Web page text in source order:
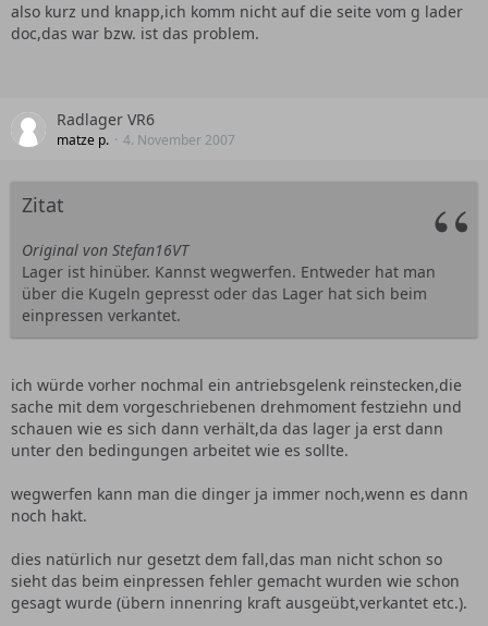
also kurz und knapp,ich komm nicht auf die seite vom g lader
doc,das war bzw. ist das problem.
Radlager VR6
matze p. 4. November 2007
Zitat
Original von Stefan16VT
Lager ist hinüber. Kannst wegwerfen. Entweder hat man
über die Kugeln gepresst oder das Lager hat sich beim
einpressen verkantet.
ich würde vorher nochmal ein antriebsgelenk reinstecken,die
sache mit dem vorgeschriebenen drehmoment festziehn und
schauen wie es sich dann verhält,da das lager ja erst dann
unter den bedingungen arbeitet wie es sollte.
wegwerfen kann man die dinger ja immer noch,wenn es dann
noch hakt.
dies natürlich nur gesetzt dem fall,das man nicht schon so
sieht das beim einpressen fehler gemacht wurden wie schon
gesagt wurde (übern innenring kraft ausgeübt,verkantet etc.).